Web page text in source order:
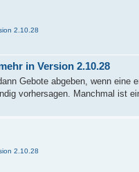
2.10.28
in Version 2.10.28
Gebote abgeben, wenn
vorhersagen. Manchmal ist
2.10.28